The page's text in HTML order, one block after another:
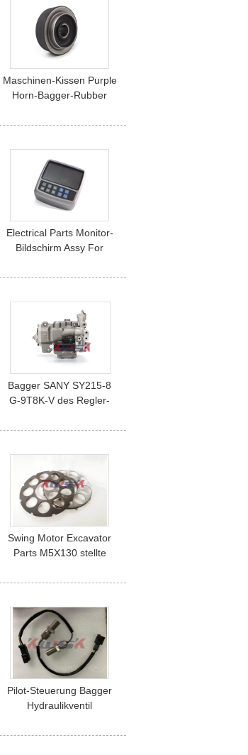
Maschinen-Kissen Purple
Horn-Bagger-Rubber
E304.5
Electrical Parts Monitor-
Bildschirm Assy For
des Bagger-300426-
Bagger SANY SY215-8
G-9T8K-V des Regler-
Swing Motor Excavator
Parts M5X130 stellte
Pilot-Steuerung Bagger
Hydraulikventil
Komatsu